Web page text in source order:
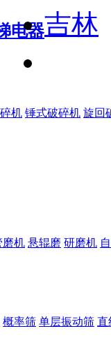
电器
机 锤式破碎机 旋回
磨机 悬辊磨 研磨机
概率筛 单层振动筛 直
吉林